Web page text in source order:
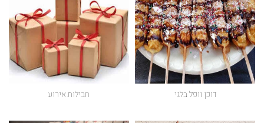
דוכן וופל בלגי חבילות אירוע